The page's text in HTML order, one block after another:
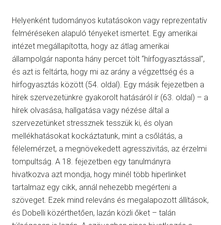
Helyenként tudományos kutatásokon vagy reprezentatív
felméréseken alapuló tényeket ismertet. Egy amerikai
intézet megállapította, hogy az átlag amerikai
állampolgár naponta hány percet tölt “hírfogyasztással”,
és azt is feltárta, hogy mi az arány a végzettség és a
hírfogyasztás között (54. oldal). Egy másik fejezetben a
hírek szervezetünkre gyakorolt hatásáról ír (63. oldal) – a
hírek olvasása, hallgatása vagy nézése által a
szervezetünket stressznek tesszük ki, és olyan
mellékhatásokat kockáztatunk, mint a csőlátás, a
félelemérzet, a megnövekedett agresszivitás, az érzelmi
tompultság. A 18. fejezetben egy tanulmányra
hivatkozva azt mondja, hogy minél több hiperlinket
tartalmaz egy cikk, annál nehezebb megérteni a
szöveget. Ezek mind releváns és megalapozott állítások,
és Dobelli közérthetően, lazán közli őket – talán